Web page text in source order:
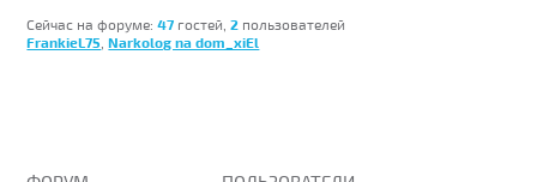
Сейчас на форуме:47 гостей,2 пользователей
FrankieL75 ,Narkolog na dom_xiEl